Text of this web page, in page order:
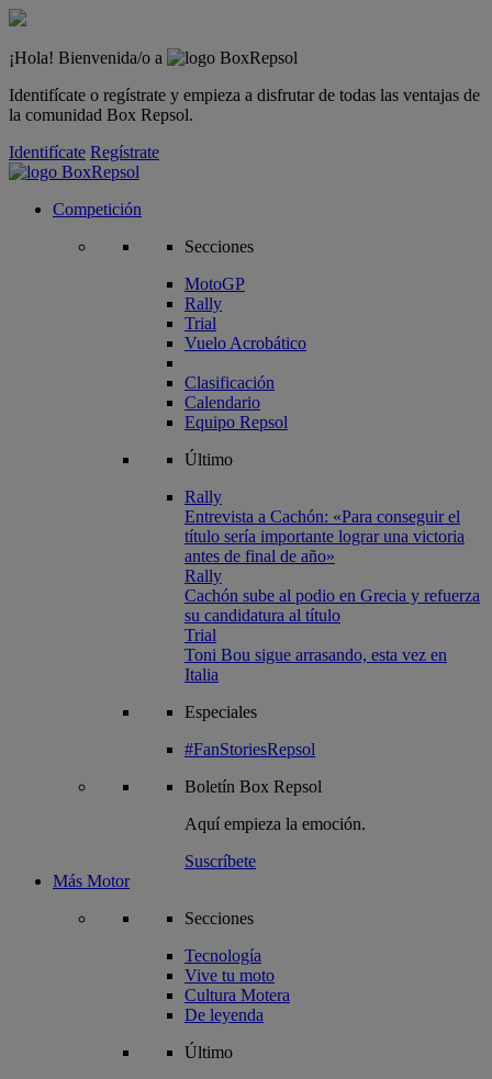
¡Hola! Bienvenida/o a
Identifícate o regístrate y empieza a disfrutar de todas las ventajas de
la comunidad Box Repsol.
Identifícate Regístrate
Competición
Secciones
MotoGP
Rally
Trial
Vuelo Acrobático
Clasificación
Calendario
Equipo Repsol
Último
Rally
Entrevista a Cachón: «Para conseguir el
título sería importante lograr una victoria
antes de final de año»
Rally
Cachón sube al podio en Grecia y refuerza
su candidatura al título
Trial
Toni Bou sigue arrasando, esta vez en
Italia
Especiales
#FanStoriesRepsol
Boletín Box Repsol
Aquí empieza la emoción.
Suscríbete
Más Motor
Secciones
Tecnología
Vive tu moto
Cultura Motera
De leyenda
Último